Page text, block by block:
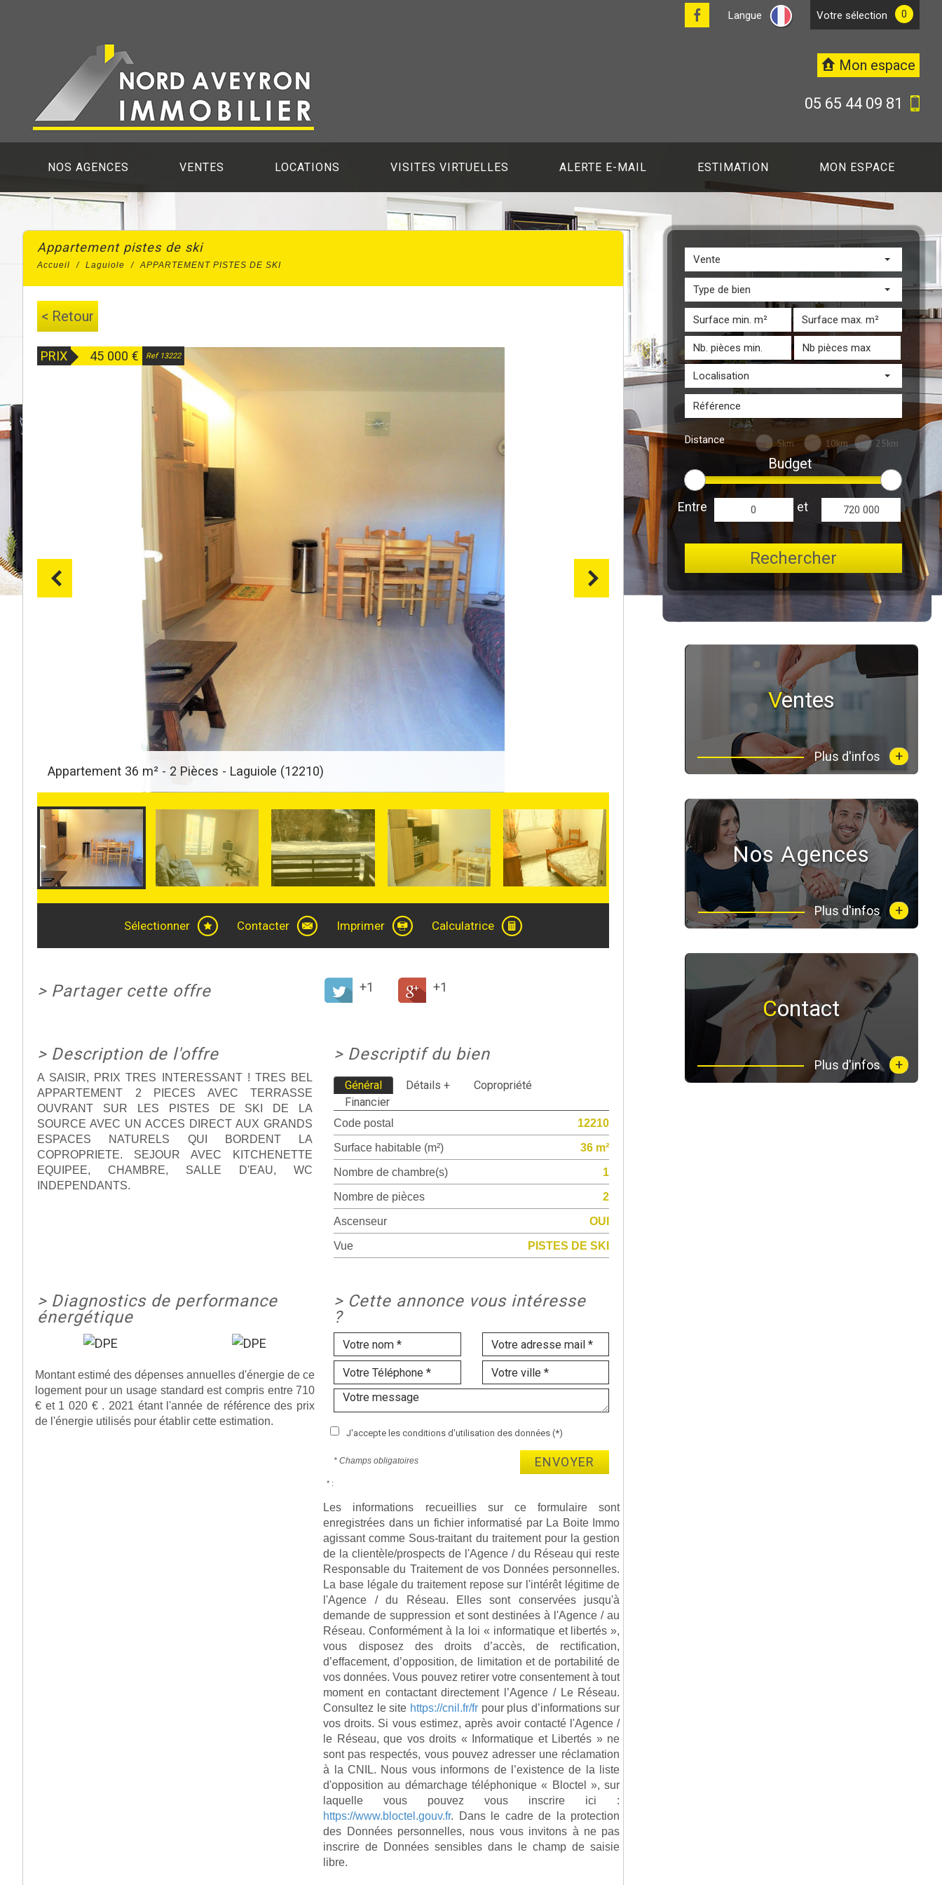
Langue votre sélection 0
Mon espace
05 65 44 09 81
NOS AGENCES VENTES LOCATIONS VISITES VIRTUELLES ALERTE E-MAIL ESTIMATION MON ESPACE
Vente
Type de bien
Localisation
Distance 5km 10km 25km
Budget
Entre et
Rechercher
appartement pistes de ski
Accueil Laguiole APPARTEMENT PISTES DE SKI
< Retour
Appartement 36 m² - 2 Pièces - Laguiole (12210)
PRIX 45 000 € Ref 13222
Sélectionner Contacter Imprimer Calculatrice
> Partager cette offre +1 +1
> Description de l'offre
A SAISIR, PRIX TRES INTERESSANT ! TRES BEL
APPARTEMENT 2 PIECES AVEC TERRASSE
OUVRANT SUR LES PISTES DE SKI DE LA
SOURCE AVEC UN ACCES DIRECT AUX GRANDS
ESPACES NATURELS QUI BORDENT LA
COPROPRIETE. SEJOUR AVEC KITCHENETTE
EQUIPEE, CHAMBRE, SALLE D'EAU, WC
INDEPENDANTS.
> Descriptif du bien
Général Détails +
Copropriété
Financier
Code postal
12210
Surface habitable (m²)
36 m²
Nombre de chambre(s)
1
Nombre de pièces
2
Ascenseur
OUI
Vue
PISTES DE SKI
> Diagnostics de performance
énergétique
Montant estimé des dépenses annuelles d'énergie de ce
logement pour un usage standard est compris entre 710
€ et 1 020 € . 2021 étant l'année de référence des prix
de l'énergie utilisés pour établir cette estimation.
> Cette annonce vous intéresse
?
J'accepte les conditions d'utilisation des données (*)
* Champs obligatoires ENVOYER
* :
Les informations recueillies sur ce formulaire sont
enregistrées dans un fichier informatisé par La Boite Immo
agissant comme Sous-traitant du traitement pour la gestion
de la clientèle/prospects de l'Agence / du Réseau qui reste
Responsable du Traitement de vos Données personnelles.
La base légale du traitement repose sur l'intérêt légitime de
l'Agence / du Réseau. Elles sont conservées jusqu'à
demande de suppression et sont destinées à l'Agence / au
Réseau. Conformément à la loi « informatique et libertés »,
vous disposez des droits d’accès, de rectification,
d’effacement, d’opposition, de limitation et de portabilité de
vos données. Vous pouvez retirer votre consentement à tout
moment en contactant directement l’Agence / Le Réseau.
Consultez le site https://cnil.fr/frpour plus d’informations sur
vos droits. Si vous estimez, après avoir contacté l'Agence /
le Réseau, que vos droits « Informatique et Libertés » ne
sont pas respectés, vous pouvez adresser une réclamation
à la CNIL. Nous vous informons de l’existence de la liste
d'opposition au démarchage téléphonique « Bloctel », sur
laquelle vous pouvez vous inscrire ici :
https://www.bloctel.gouv.fr. Dans le cadre de la protection
des Données personnelles, nous vous invitons à ne pas
inscrire de Données sensibles dans le champ de saisie
libre.
Ventes
Plus d'infos +
Nos Agences
Plus d'infos +
Contact
Plus d'infos +